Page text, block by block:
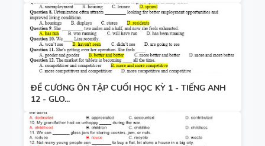
ĐỀ CƯƠNG ÔN TẬP CUỐI HỌC KỲ 1 - TIẾNG ANH
12 - GLO...